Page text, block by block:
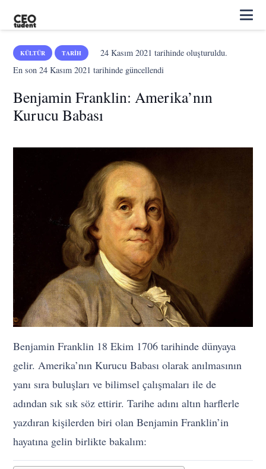
KÜLTÜR TARIH 24 Kasım 2021 tarihinde oluşturuldu.
En son24 Kasım 2021 tarihinde güncellendi
Benjamin Franklin: Amerika’nın
Kurucu Babası
Benjamin Franklin 18 Ekim 1706 tarihinde dünyaya
gelir. Amerika’nın Kurucu Babası olarak anılmasının
yanı sıra buluşları ve bilimsel çalışmaları ile de
adından sık sık söz ettirir. Tarihe adını altın harflerle
yazdıran kişilerden biri olan Benjamin Franklin’in
hayatına gelin birlikte bakalım: